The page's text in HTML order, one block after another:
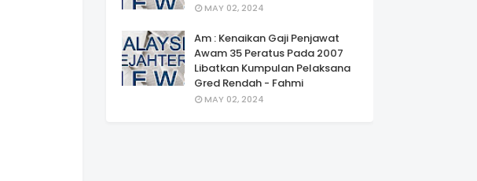
MAY 02, 2024
Am : Kenaikan Gaji Penjawat
Awam 35 Peratus Pada 2007
Libatkan Kumpulan Pelaksana
Gred Rendah - Fahmi
MAY 02, 2024